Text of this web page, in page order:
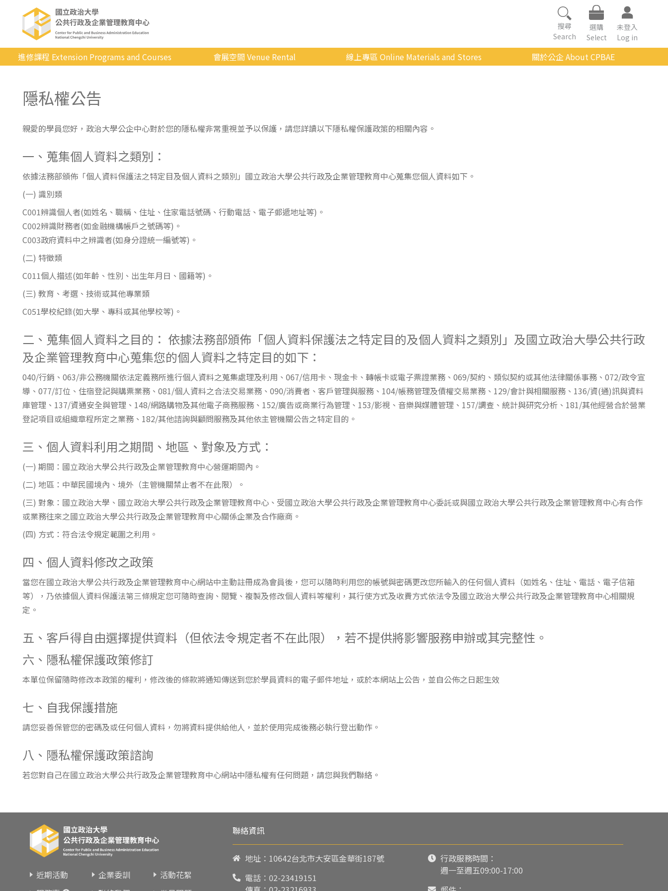
搜尋
Search
選購
Select
未登入
Log in
進修課程 Extension Programs and Courses
專業/學分
商管/永續
科技/生活
健康運動
日韓語
東南亞語
語言檢定
採購專業
隨班附讀
免費講座
會展空間 Venue Rental
使用辦法
歷年活動
線上專區 Online Materials and Stores
關於公企 About CPBAE
隱私權公告
親愛的學員您好，政治大學公企中心對於您的隱私權非常重視並予以保護，請您詳讀以下隱私權保護政策的相關內容。
一、蒐集個人資料之類別：
依據法務部頒佈「個人資料保護法之特定目及個人資料之類別」國立政治大學公共行政及企業管理教育中心蒐集您個人資料如下。
(一) 識別類
C001辨識個人者(如姓名、職稱、住址、住家電話號碼、行動電話、電子郵遞地址等)。
C002辨識財務者(如金融機構帳戶之號碼等)。
C003政府資料中之辨識者(如身分證統一編號等)。
(二) 特徵類
C011個人描述(如年齡、性別、出生年月日、國籍等)。
(三) 教育、考選、技術或其他專業類
C051學校紀錄(如大學、專科或其他學校等)。
二、蒐集個人資料之目的： 依據法務部頒佈「個人資料保護法之特定目的及個人資料之類別」及國立政治大學公共行政
及企業管理教育中心蒐集您的個人資料之特定目的如下：
040/行銷、063/非公務機關依法定義務所進行個人資料之蒐集處理及利用、067/信用卡、現金卡、轉帳卡或電子票證業務、069/契約、類似契約或其他法律關係事務、072/政令宣
導、077/訂位、住宿登記與購票業務、081/個人資料之合法交易業務、090/消費者、客戶管理與服務、104/帳務管理及債權交易業務、129/會計與相關服務、136/資(通)訊與資料
庫管理、137/資通安全與管理、148/網路購物及其他電子商務服務、152/廣告或商業行為管理、153/影視、音樂與媒體管理、157/調查、統計與研究分析、181/其他經營合於營業
登記項目或組織章程所定之業務、182/其他諮詢與顧問服務及其他依主管機關公告之特定目的。
三、個人資料利用之期間、地區、對象及方式：
(一) 期間：國立政治大學公共行政及企業管理教育中心營運期間內。
(二) 地區：中華民國境內、境外（主管機關禁止者不在此限）。
(三) 對象：國立政治大學、國立政治大學公共行政及企業管理教育中心、受國立政治大學公共行政及企業管理教育中心委託或與國立政治大學公共行政及企業管理教育中心有合作
或業務往來之國立政治大學公共行政及企業管理教育中心關係企業及合作廠商。
(四) 方式：符合法令規定範圍之利用。
四、個人資料修改之政策
當您在國立政治大學公共行政及企業管理教育中心網站中主動註冊成為會員後，您可以隨時利用您的帳號與密碼更改您所輸入的任何個人資料（如姓名、住址、電話、電子信箱
等），乃依據個人資料保護法第三條規定您可隨時查詢、閱覽、複製及修改個人資料等權利，其行使方式及收費方式依法令及國立政治大學公共行政及企業管理教育中心相關規
定。
五、客戶得自由選擇提供資料（但依法令規定者不在此限），若不提供將影響服務申辦或其完整性。
六、隱私權保護政策修訂
本單位保留隨時修改本政策的權利，修改後的條款將通知傳送到您於學員資料的電子郵件地址，或於本網站上公告，並自公佈之日起生效
七、自我保護措施
請您妥善保管您的密碼及或任何個人資料，勿將資料提供給他人，並於使用完成後務必執行登出動作。
八、隱私權保護政策諮詢
若您對自己在國立政治大學公共行政及企業管理教育中心網站中隱私權有任何問題，請您與我們聯絡。
近期活動 企業委訓
活動花絮
聯絡資訊
地址：10642台北市大安區金華街187號
電話： 02-23419151
行政服務時間：
週一至週五09:00-17:00